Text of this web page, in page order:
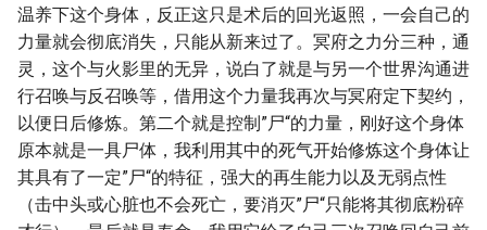
温养下这个身体，反正这只是术后的回光返照，一会自己的
力量就会彻底消失，只能从新来过了。冥府之力分三种，通
灵，这个与火影里的无异，说白了就是与另一个世界沟通进
行召唤与反召唤等，借用这个力量我再次与冥府定下契约，
以便日后修炼。第二个就是控制”尸“的力量，刚好这个身体
原本就是一具尸体，我利用其中的死气开始修炼这个身体让
其具有了一定”尸“的特征，强大的再生能力以及无弱点性
（击中头或心脏也不会死亡，要消灭”尸“只能将其彻底粉碎